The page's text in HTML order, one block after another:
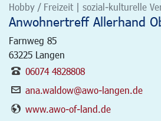
Hobby / Freizeit | sozial-kulturelle
Anwohnertreff Allerhand
Farnweg 85
63225 Langen
06074 4828808
ana.waldow@awo-langen.de
www.awo-of-land.de